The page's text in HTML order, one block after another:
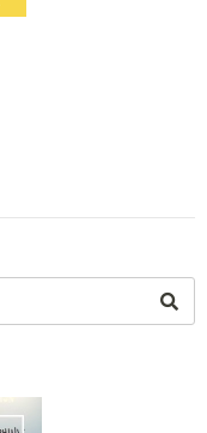
莫內咖啡竹東店